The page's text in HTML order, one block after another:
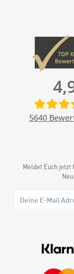
5640
Meldet Euch jetzt